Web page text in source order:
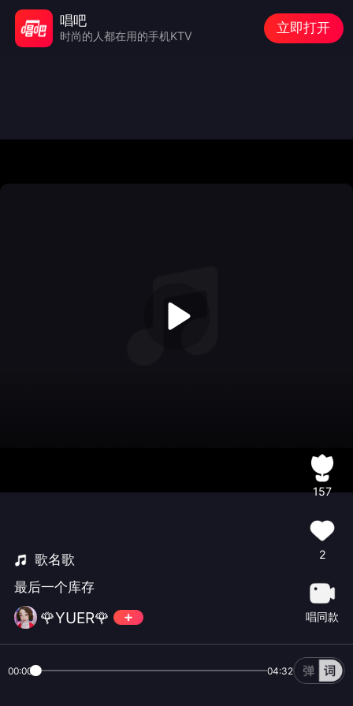
歌名歌
最后一个库存
🌹YUER🌹
157
2
唱同款
00:00 04:32
唱吧
时尚的人都在用的手机KTV
立即打开